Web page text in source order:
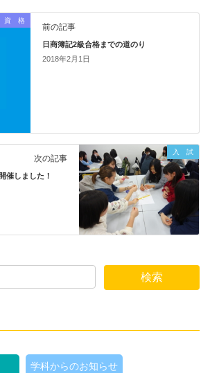
資 格
前の記事
日商簿記2級合格までの道のり
2018年2月1日
入 試
次の記事
催しました！
学科からのお知らせ